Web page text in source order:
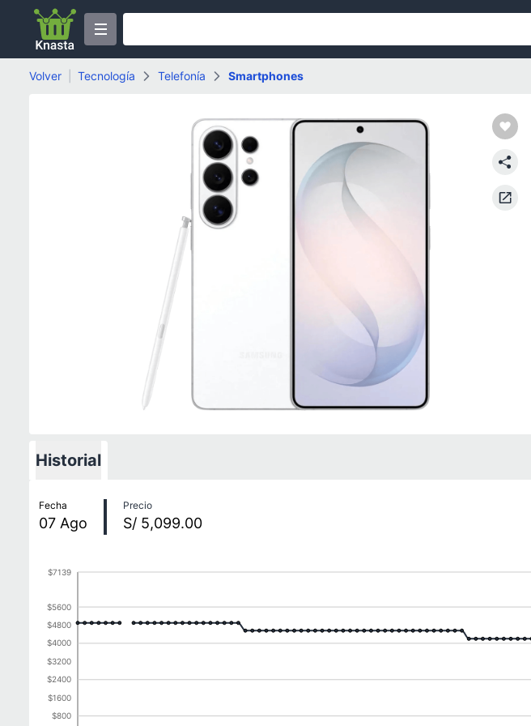
Volver Tecnología Telefonía Smartphones
Historial
Fecha
07 Ago
Precio
S/ 5,099.00
$800
$1600
$2400
$3200
$4000
$4800
$5600
$7139